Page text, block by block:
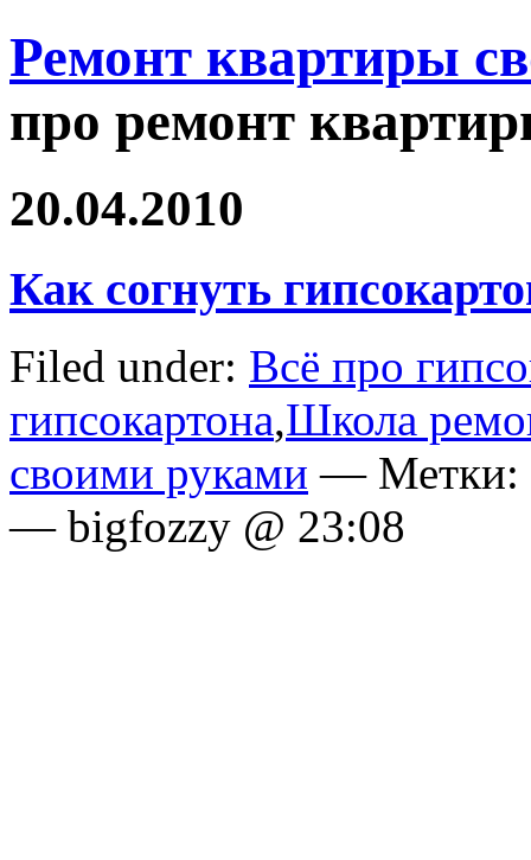
Ремонт квартиры
про ремонт
20.04.2010
Как согнуть
Filed under: Всё про
гипсокартона,Школа
своими руками — Метки:
— bigfozzy @ 23:08